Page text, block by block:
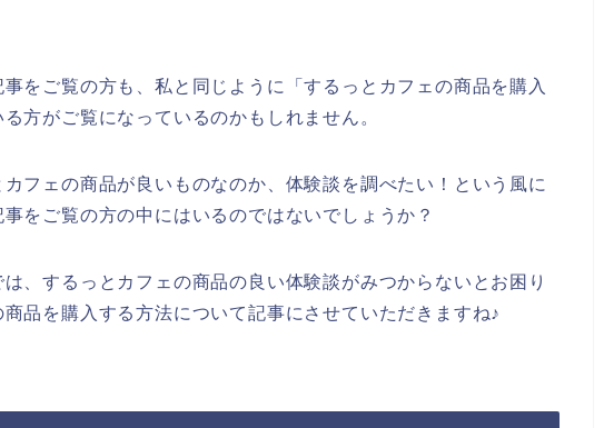
をご覧の方も、私と同じように「するっとカフェの商品を購入
方がご覧になっているのかもしれません。
フェの商品が良いものなのか、体験談を調べたい！という風に
をご覧の方の中にはいるのではないでしょうか？
、するっとカフェの商品の良い体験談がみつからないとお困り
品を購入する方法について記事にさせていただきますね♪